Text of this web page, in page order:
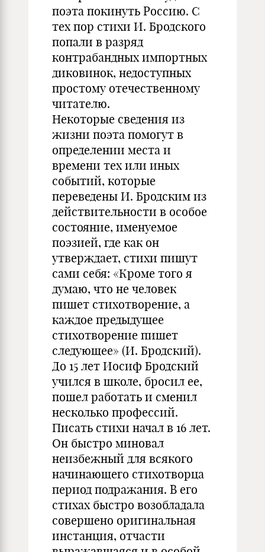
поэта покинуть Россию. С
тех пор стихи И. Бродского
попали в разряд
контрабандных импортных
диковинок, недоступных
простому отечественному
читателю.
Некоторые сведения из
жизни поэта помогут в
определении места и
времени тех или иных
событий, которые
переведены И. Бродским из
действительности в особое
состояние, именуемое
поэзией, где как он
утверждает, стихи пишут
сами себя: «Кроме того я
думаю, что не человек
пишет стихотворение, а
каждое предыдущее
стихотворение пишет
следующее» (И. Бродский).
До 15 лет Иосиф Бродский
учился в школе, бросил ее,
пошел работать и сменил
несколько профессий.
Писать стихи начал в 16 лет.
Он быстро миновал
неизбежный для всякого
начинающего стихотворца
период подражания. В его
стихах быстро возобладала
совершено оригинальная
инстанция, отчасти